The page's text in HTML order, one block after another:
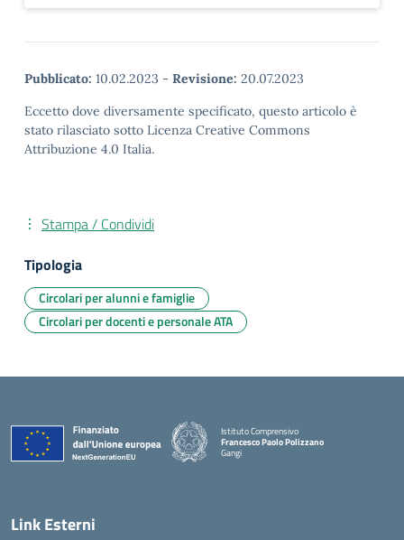
Pubblicato: 10.02.2023 - Revisione: 20.07.2023
Eccetto dove diversamente specificato, questo articolo è
stato rilasciato sotto Licenza Creative Commons
Attribuzione 4.0 Italia.
Stampa / Condividi
Tipologia
Circolari per alunni e famiglie
Circolari per docenti e personale ATA
Istituto Comprensivo
Francesco Paolo Polizzano
Gangi
— Visita la pagina iniziale della scuola
Link Esterni